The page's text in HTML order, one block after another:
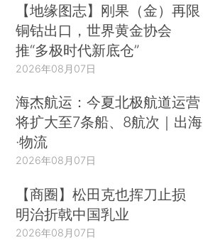
【地缘图志】刚果（金）再限
铜钴出口，世界黄金协会
推“多极时代新底仓”
2026年08月07日
海杰航运：今夏北极航道运营
将扩大至7条船、8航次｜出海
·物流
2026年08月07日
【商圈】松田克也挥刀止损
明治折戟中国乳业
2026年08月07日